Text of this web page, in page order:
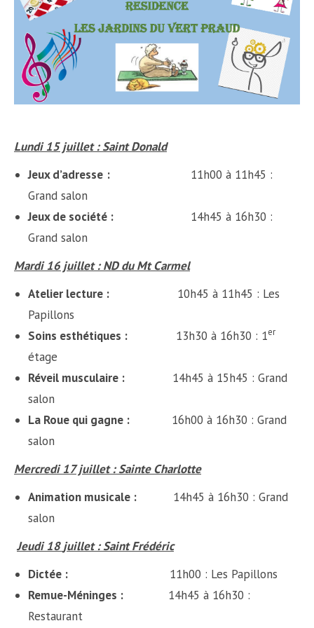
Lundi 15 juillet : Saint Donald
Jeux d’adresse : 11h00 à 11h45 :
Grand salon
Jeux de société : 14h45 à 16h30 :
Grand salon
Mardi 16 juillet : ND du Mt Carmel
Atelier lecture :
10h45 à 11h45 : Les
Papillons
Soins esthétiques :
13h30 à 16h30 : 1er
étage
Réveil musculaire : 14h45 à 15h45 : Grand
salon
La Roue qui gagne : 16h00 à 16h30 : Grand
salon
Mercredi 17 juillet : Sainte Charlotte
Animation musicale : 14h45 à 16h30 : Grand
salon
Jeudi 18juillet: Saint Frédéric
Dictée :
11h00 : Les Papillons
Remue-Méninges : 14h45 à 16h30 :
Restaurant